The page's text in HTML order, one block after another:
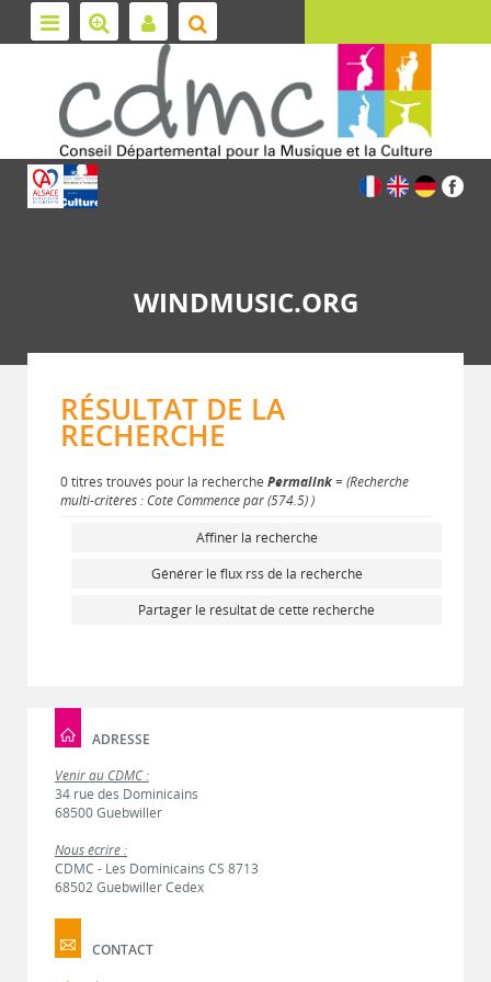
WINDMUSIC.ORG
RÉSULTAT DE LA
RECHERCHE
0 titres trouvés pour la recherche Permalink= (Recherche
multi-critères : Cote Commence par (574.5) )
Affiner la recherche
Générer le flux rss de la recherche
Partager le résultat de cette recherche
ADRESSE
Venir au CDMC :
34 rue des Dominicains
68500 Guebwiller
Nous écrire :
CDMC - Les Dominicains CS 8713
68502 Guebwiller Cedex
CONTACT